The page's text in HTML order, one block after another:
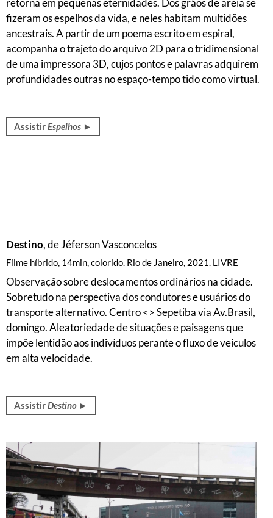
fizeram os espelhos da vida, e neles habitam multidões
ancestrais. A partir de um poema escrito em espiral,
acompanha o trajeto do arquivo 2D para o tridimensional
de uma impressora 3D, cujos pontos e palavras adquirem
profundidades outras no espaço-tempo tido como virtual.
AssistirEspelhos ►
Destino, de Jéferson Vasconcelos
Filme híbrido, 14min, colorido. Rio de Janeiro, 2021. LIVRE
Observação sobre deslocamentos ordinários na cidade.
Sobretudo na perspectiva dos condutores e usuários do
transporte alternativo. Centro <> Sepetiba via Av.Brasil,
domingo. Aleatoriedade de situações e paisagens que
impõe lentidão aos indivíduos perante o fluxo de veículos
em alta velocidade.
AssistirDestino ►